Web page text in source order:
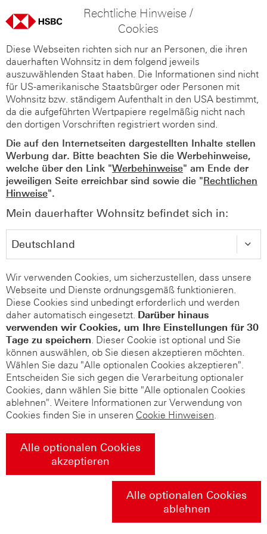
Rechtliche Hinweise /
Cookies
Diese Webseiten richten sich nur an Personen, die ihren
dauerhaften Wohnsitz in dem folgend jeweils
auszuwählenden Staat haben. Die Informationen sind nicht
für US-amerikanische Staatsbürger oder Personen mit
Wohnsitz bzw. ständigem Aufenthalt in den USA bestimmt,
da die aufgeführten Wertpapiere regelmäßig nicht nach
den dortigen Vorschriften registriert worden sind.
Die auf den Internetseiten dargestellten Inhalte stellen
Werbung dar. Bitte beachten Sie die Werbehinweise,
welche über den Link "Werbehinweise" am Ende der
jeweiligen Seite erreichbar sind sowie die "Rechtlichen
Hinweise".
Mein dauerhafter Wohnsitz befindet sich in:
Wir verwenden Cookies, um sicherzustellen, dass unsere
Webseite und Dienste ordnungsgemäß funktionieren.
Diese Cookies sind unbedingt erforderlich und werden
daher automatisch eingesetzt. Darüber hinaus
verwenden wir Cookies, um Ihre Einstellungen für 30
Tage zu speichern. Dieser Cookie ist optional und Sie
können auswählen, ob Sie diesen akzeptieren möchten.
Wählen Sie dazu "Alle optionalen Cookies akzeptieren".
Entscheiden Sie sich gegen die Verarbeitung optionaler
Cookies, dann wählen Sie bitte "Alle optionalen Cookies
ablehnen". Weitere Informationen zur Verwendung von
Cookies finden Sie in unseren Cookie Hinweisen.
Alle optionalen Cookies
akzeptieren
Alle optionalen Cookies
ablehnen